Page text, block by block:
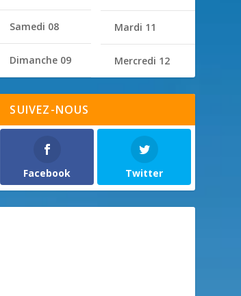
Samedi 08
Dimanche 09
Mardi 11
Mercredi 12
SUIVEZ-NOUS
Facebook Twitter